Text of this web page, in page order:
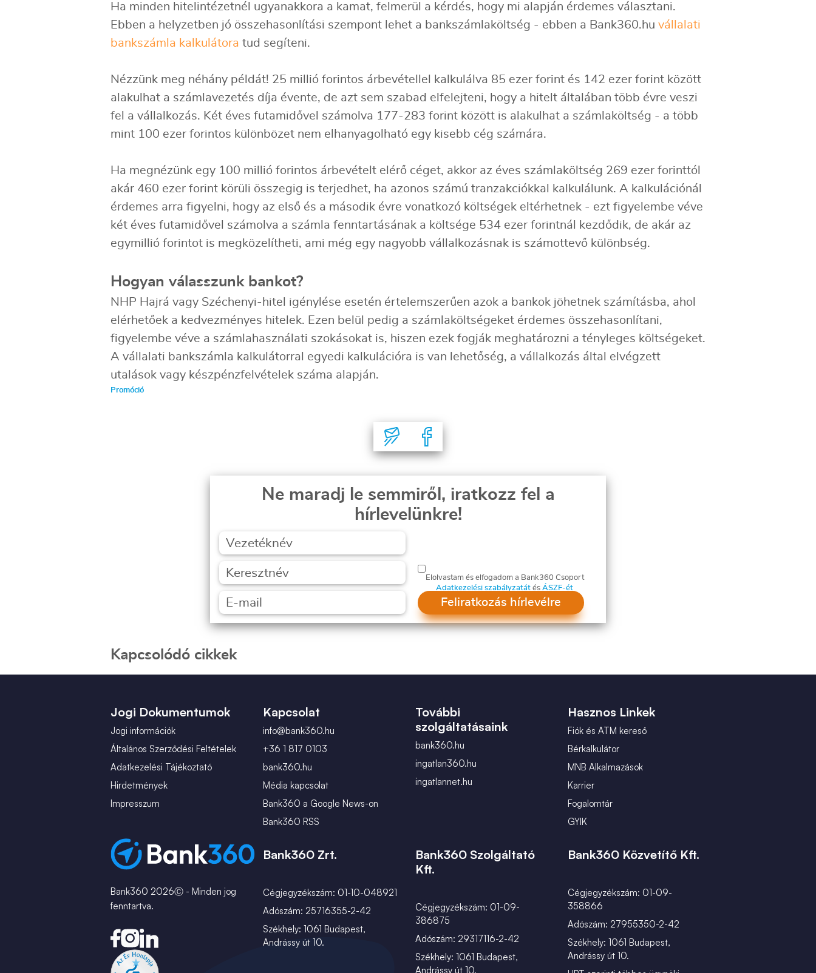
Ha minden hitelintézetnél ugyanakkora a kamat, felmerül a kérdés, hogy mi alapján érdemes választani.
Ebben a helyzetben jó összehasonlítási szempont lehet a bankszámlaköltség - ebben a Bank360.hu vállalati
bankszámla kalkulátora tud segíteni.
Nézzünk meg néhány példát! 25 millió forintos árbevétellel kalkulálva 85 ezer forint és 142 ezer forint között
alakulhat a számlavezetés díja évente, de azt sem szabad elfelejteni, hogy a hitelt általában több évre veszi
fel a vállalkozás. Két éves futamidővel számolva 177-283 forint között is alakulhat a számlaköltség - a több
mint 100 ezer forintos különbözet nem elhanyagolható egy kisebb cég számára.
Ha megnézünk egy 100 millió forintos árbevételt elérő céget, akkor az éves számlaköltség 269 ezer forinttól
akár 460 ezer forint körüli összegig is terjedhet, ha azonos számú tranzakciókkal kalkulálunk. A kalkulációnál
érdemes arra figyelni, hogy az első és a második évre vonatkozó költségek eltérhetnek - ezt figyelembe véve
két éves futamidővel számolva a számla fenntartásának a költsége 534 ezer forintnál kezdődik, de akár az
egymillió forintot is megközelítheti, ami még egy nagyobb vállalkozásnak is számottevő különbség.
Hogyan válasszunk bankot?
NHP Hajrá vagy Széchenyi-hitel igénylése esetén értelemszerűen azok a bankok jöhetnek számításba, ahol
elérhetőek a kedvezményes hitelek. Ezen belül pedig a számlaköltségeket érdemes összehasonlítani,
figyelembe véve a számlahasználati szokásokat is, hiszen ezek fogják meghatározni a tényleges költségeket.
A vállalati bankszámla kalkulátorral egyedi kalkulációra is van lehetőség, a vállalkozás által elvégzett
utalások vagy készpénzfelvételek száma alapján.
Promóció
Ne maradj le semmiről, iratkozz fel a
hírlevelünkre!
Elolvastam és elfogadom a Bank360 Csoport
Adatkezelési szabályzatát és ÁSZF-ét
Feliratkozás hírlevélre
Kapcsolódó cikkek
Jogi Dokumentumok
Jogi információk
Általános Szerződési Feltételek
Adatkezelési Tájékoztató
Hirdetmények
Impresszum
Kapcsolat
info@bank360.hu
+36 1 817 0103
bank360.hu
Média kapcsolat
Bank360 a Google News-on
Bank360 RSS
További
szolgáltatásaink
bank360.hu
ingatlan360.hu
ingatlannet.hu
Hasznos Linkek
Fiók és ATM kereső
Bérkalkulátor
MNB Alkalmazások
Karrier
Fogalomtár
GYIK
Bank360 2026Ⓒ - Minden jog
fenntartva.
Bank360 Zrt.
Cégjegyzékszám: 01-10-048921
Adószám: 25716355-2-42
Székhely: 1061 Budapest,
Andrássy út 10.
Bank360 Szolgáltató
Kft.
Cégjegyzékszám: 01-09-
386875
Adószám: 29317116-2-42
Székhely: 1061 Budapest,
Andrássy út 10.
Bank360 Közvetítő Kft.
Cégjegyzékszám: 01-09-
358866
Adószám: 27955350-2-42
Székhely: 1061 Budapest,
Andrássy út 10.